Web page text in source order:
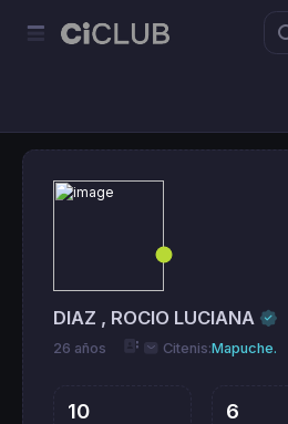
DIAZ , ROCIO LUCIANA
26 años Citenis:Mapuche.
10 6